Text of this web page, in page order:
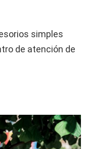
simples
de atención de